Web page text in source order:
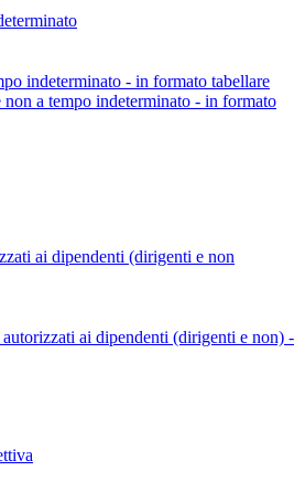
indeterminato - in formato tabellare
non a tempo indeterminato - in formato
ai dipendenti (dirigenti e non
ai dipendenti (dirigenti e non) -